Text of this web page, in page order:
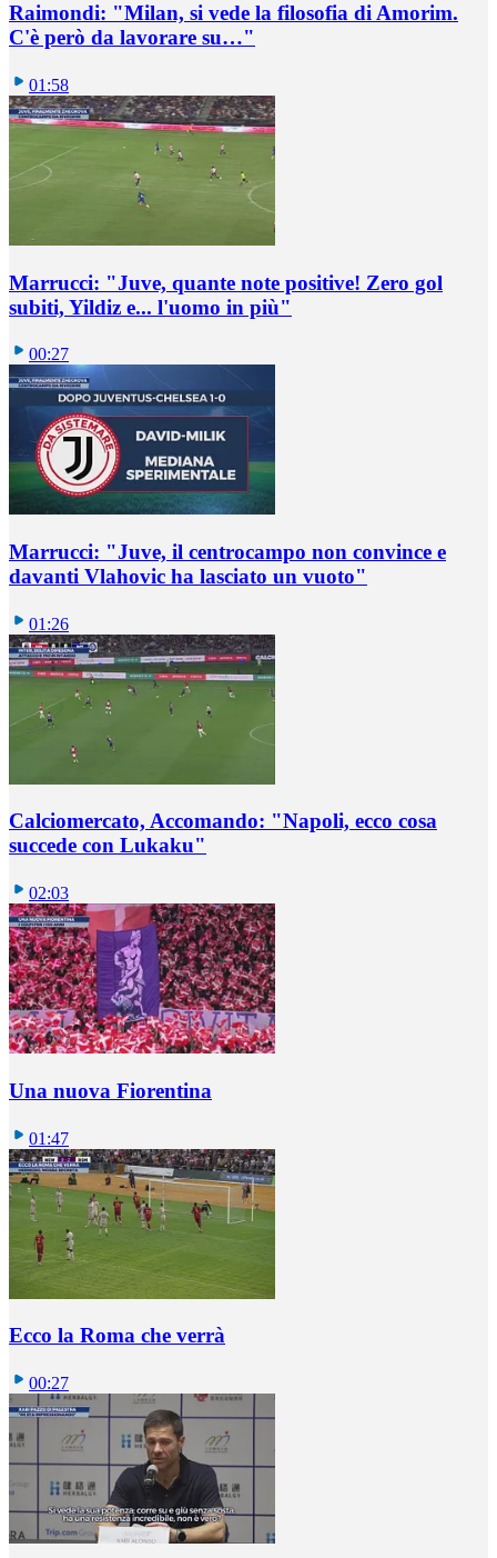
Raimondi: "Milan, si vede la filosofia di Amorim.
C'è però da lavorare su…"
01:58
Marrucci: "Juve, quante note positive! Zero gol
subiti, Yildiz e... l'uomo in più"
00:27
Marrucci: "Juve, il centrocampo non convince e
davanti Vlahovic ha lasciato un vuoto"
01:26
Calciomercato, Accomando: "Napoli, ecco cosa
succede con Lukaku"
02:03
Una nuova Fiorentina
01:47
Ecco la Roma che verrà
00:27